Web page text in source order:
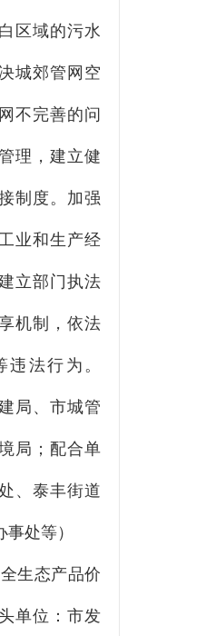
区域的污水
城郊管网空
不完善的问
理，建立健
制度。加强
业和生产经
立部门执法
机制，依法
法行为。
局、市城管
局；配合单
、泰丰街道
处等）
生态产品价
单位：市发